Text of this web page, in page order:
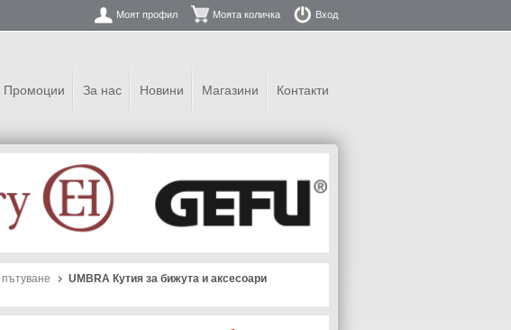
Моят профил Моята количка Вход
Промоции За нас Новини Магазини Контакти
UMBRA Кутия за бижута и аксесоари